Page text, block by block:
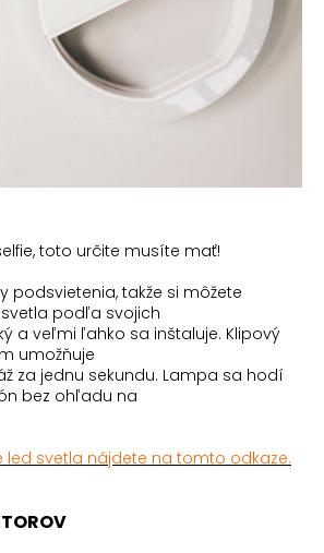
toto určite musíte mať!
podsvietenia, takže si môžete
podľa svojich
a veľmi ľahko sa inštaluje. Klipový
umožňuje
za jednu sekundu. Lampa sa hodí
bez ohľadu na
led svetla nájdete na tomto odkaze.